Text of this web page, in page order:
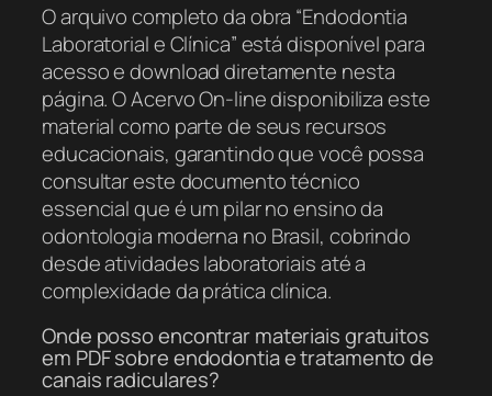
O arquivo completo da obra “Endodontia
Laboratorial e Clínica” está disponível para
acesso e download diretamente nesta
página. O Acervo On-line disponibiliza este
material como parte de seus recursos
educacionais, garantindo que você possa
consultar este documento técnico
essencial que é um pilar no ensino da
odontologia moderna no Brasil, cobrindo
desde atividades laboratoriais até a
complexidade da prática clínica.
Onde posso encontrar materiais gratuitos
em PDF sobre endodontia e tratamento de
canais radiculares?